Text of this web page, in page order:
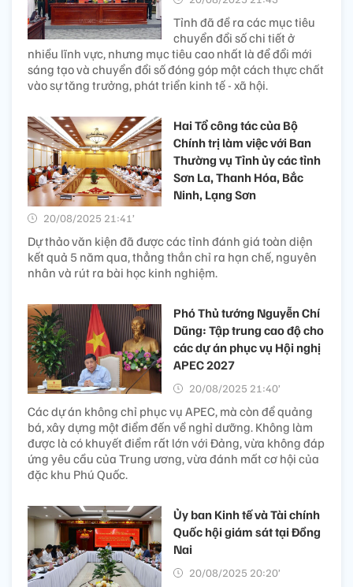
Tỉnh đã đề ra các mục tiêu
chuyển đổi số chi tiết ở
nhiều lĩnh vực, nhưng mục tiêu cao nhất là để đổi mới
sáng tạo và chuyển đổi số đóng góp một cách thực chất
vào sự tăng trưởng, phát triển kinh tế - xã hội.
Hai Tổ công tác của Bộ
Chính trị làm việc với Ban
Thường vụ Tỉnh ủy các tỉnh
Sơn La, Thanh Hóa, Bắc
Ninh, Lạng Sơn
20/08/2025 21:41’
Dự thảo văn kiện đã được các tỉnh đánh giá toàn diện
kết quả 5 năm qua, thẳng thắn chỉ ra hạn chế, nguyên
nhân và rút ra bài học kinh nghiệm.
Phó Thủ tướng Nguyễn Chí
Dũng: Tập trung cao độ cho
các dự án phục vụ Hội nghị
APEC 2027
20/08/2025 21:40’
Các dự án không chỉ phục vụ APEC, mà còn để quảng
bá, xây dựng một điểm đến về nghỉ dưỡng. Không làm
được là có khuyết điểm rất lớn với Đảng, vừa không đáp
ứng yêu cầu của Trung ương, vừa đánh mất cơ hội của
đặc khu Phú Quốc.
Ủy ban Kinh tế và Tài chính
Quốc hội giám sát tại Đồng
Nai
20/08/2025 20:20’